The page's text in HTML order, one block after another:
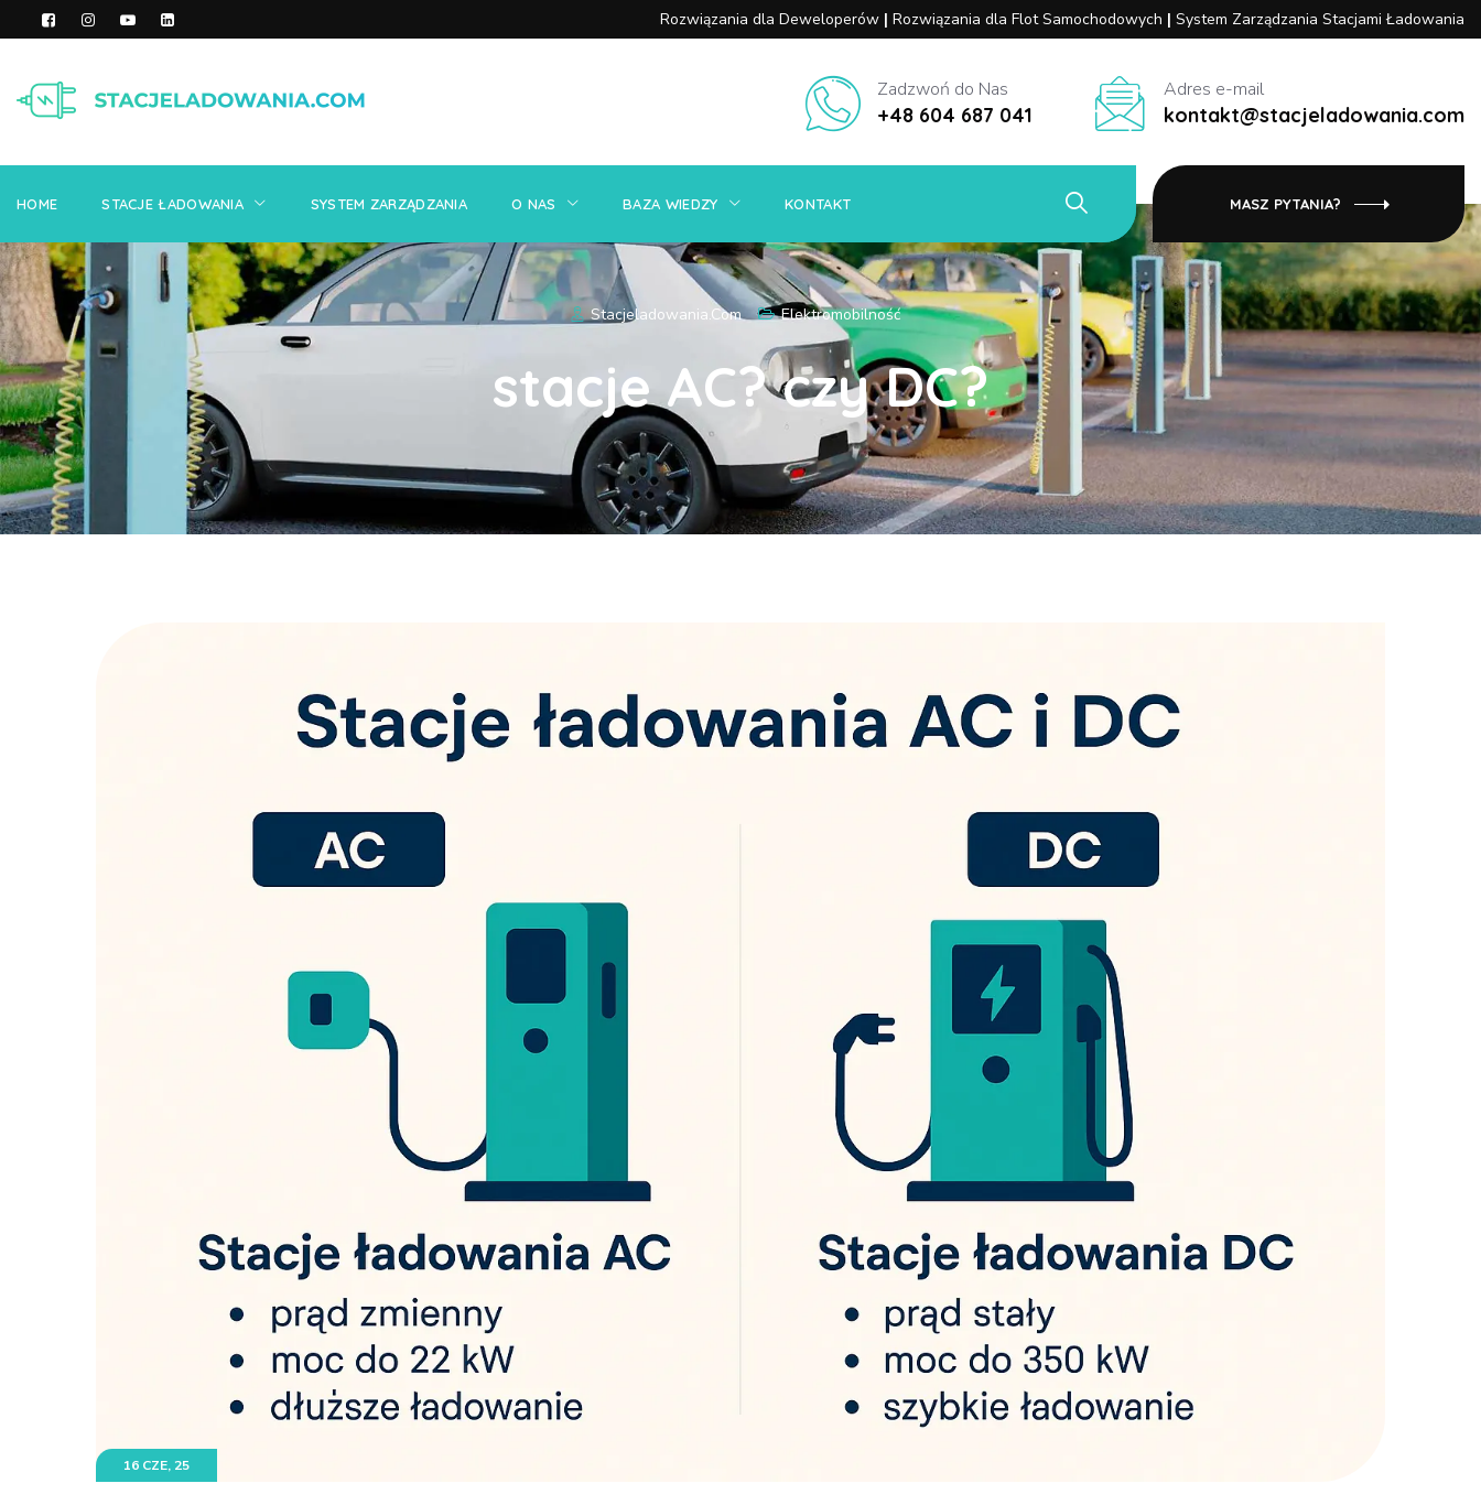
Rozwiązania dla Deweloperów | Rozwiązania dla Flot Samochodowych | System Zarządzania Stacjami Ładowania
Zadzwoń do Nas
+48 604 687 041
Adres e-mail
kontakt@stacjeladowania.com
HOME STACJE ŁADOWANIA SYSTEM ZARZĄDZANIA O NAS BAZA WIEDZY KONTAKT MASZ PYTANIA?
Stacjeladowania.com Elektromobilność
stacje AC? czy DC?
16 CZE, 25